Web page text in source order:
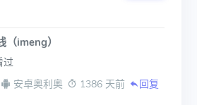
（imeng）
过
安卓奥利奥 1386 天前 回复